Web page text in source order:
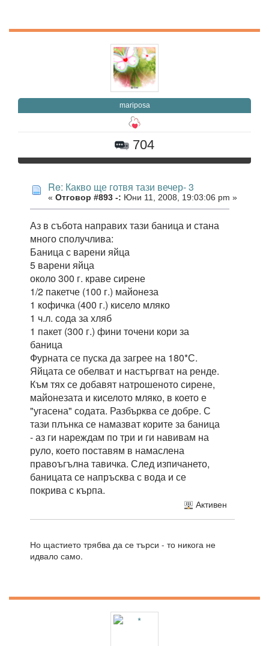
mariposa
704
Re: Какво ще готвя тази вечер- 3
« Отговор #893 -: Юни 11, 2008, 19:03:06 pm »
Аз в събота направих тази баница и стана
много сполучлива:
Баница с варени яйца
5 варени яйца
около 300 г. краве сирене
1/2 пакетче (100 г.) майонеза
1 кофичка (400 г.) кисело мляко
1 ч.л. сода за хляб
1 пакет (300 г.) фини точени кори за
баница
Фурната се пуска да загрее на 180*С.
Яйцата се обелват и настъргват на ренде.
Към тях се добавят натрошеното сирене,
майонезата и киселото мляко, в което е
"угасена" содата. Разбърква се добре. С
тази плънка се намазват корите за баница
- аз ги нареждам по три и ги навивам на
руло, което поставям в намаслена
правоъгълна тавичка. След изпичането,
баницата се напръсква с вода и се
покрива с кърпа.
Активен
Но щастието трябва да се търси - то никога не
идвало само.